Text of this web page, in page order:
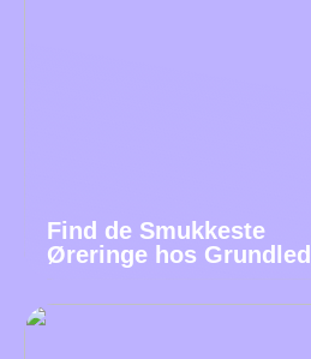
Find de Smukkeste
Øreringe hos Grundled